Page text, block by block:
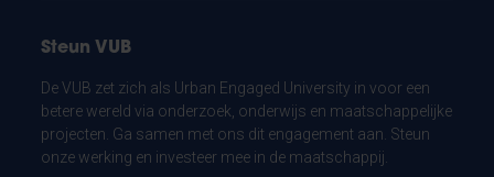
Steun VUB
De VUB zet zich als Urban Engaged University in voor een
betere wereld via onderzoek, onderwijs en maatschappelijke
projecten. Ga samen met ons dit engagement aan. Steun
onze werking en investeer mee in de maatschappij.